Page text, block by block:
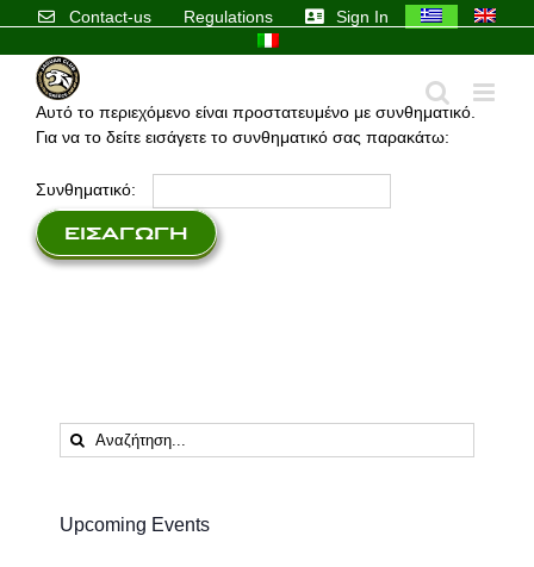
content
Contact-us Regulations Sign In
Αυτό το περιεχόμενο είναι προστατευμένο με συνθηματικό.
Για να το δείτε εισάγετε το συνθηματικό σας παρακάτω:
Συνθηματικό:
Αναζήτηση
...
Upcoming Events